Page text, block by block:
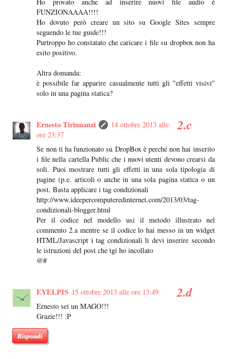
Ho provato anche ad inserire nuovi file audio è
FUNZIONAAAA!!!!
Ho dovuto però creare un sito su Google Sites sempre
seguendo le tue guide!!!
Purtroppo ho constatato che caricare i file su dropbox non ha
esito positivo.
Altra domanda:
è possibile far apparire casualmente tutti gli "effetti visivi"
solo in una pagina statica?
Ernesto Tirinnanzi
14 ottobre 2013 alle
ore 23:37
Se non ti ha funzionato su DropBox è perché non hai inserito
i file nella cartella Public che i nuovi utenti devono crearsi da
soli. Puoi mostrare tutti gli effetti in una sola tipologia di
pagine (p.e. articoli o anche in una sola pagina statica o un
post. Basta applicare i tag condizionali
http://www.ideepercomputeredinternet.com/2013/03/tag-
condizionali-blogger.html
Per il codice nel modello usi il metodo illustrato nel
commento 2.a mentre se il codice lo hai messo in un widget
HTML/Javascript i tag condizionali li devi inserire secondo
le istruzioni del post che tgi ho incollato
@#
EYELPIS 15 ottobre 2013 alle ore 13:49
Ernesto sei un MAGO!!!
Grazie!!! :P
Rispondi